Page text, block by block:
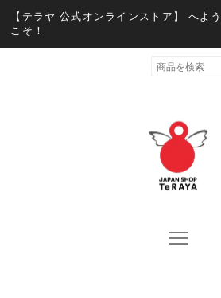
【テラヤ 公式オンラインストア】 へよう
こそ！